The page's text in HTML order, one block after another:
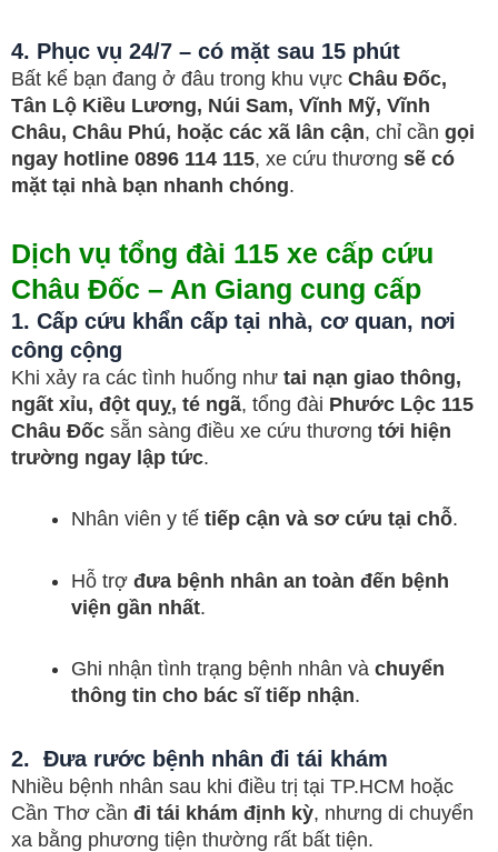
4. Phục vụ 24/7 – có mặt sau 15 phút
Bất kể bạn đang ở đâu trong khu vực Châu Đốc,
Tân Lộ Kiều Lương, Núi Sam, Vĩnh Mỹ, Vĩnh
Châu, Châu Phú, hoặc các xã lân cận, chỉ cần gọi
ngay hotline 0896 114 115, xe cứu thương sẽ có
mặt tại nhà bạn nhanh chóng.
Dịch vụ tổng đài 115 xe cấp cứu
Châu Đốc – An Giang cung cấp
1. Cấp cứu khẩn cấp tại nhà, cơ quan, nơi
công cộng
Khi xảy ra các tình huống như tai nạn giao thông,
ngất xỉu, đột quỵ, té ngã, tổng đài Phước Lộc 115
Châu Đốc sẵn sàng điều xe cứu thương tới hiện
trường ngay lập tức.
Nhân viên y tế tiếp cận và sơ cứu tại chỗ.
Hỗ trợ đưa bệnh nhân an toàn đến bệnh
viện gần nhất.
Ghi nhận tình trạng bệnh nhân và chuyển
thông tin cho bác sĩ tiếp nhận.
2. Đưa rước bệnh nhân đi tái khám
Nhiều bệnh nhân sau khi điều trị tại TP.HCM hoặc
Cần Thơ cần đi tái khám định kỳ, nhưng di chuyển
xa bằng phương tiện thường rất bất tiện.